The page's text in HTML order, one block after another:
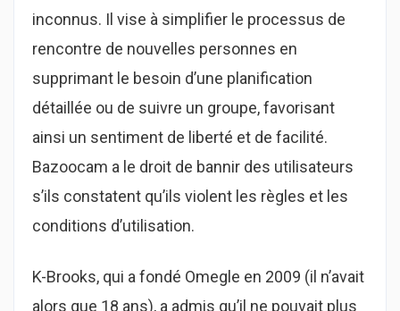
inconnus. Il vise à simplifier le processus de
rencontre de nouvelles personnes en
supprimant le besoin d’une planification
détaillée ou de suivre un groupe, favorisant
ainsi un sentiment de liberté et de facilité.
Bazoocam a le droit de bannir des utilisateurs
s’ils constatent qu’ils violent les règles et les
conditions d’utilisation.
K-Brooks, qui a fondé Omegle en 2009 (il n’avait
alors que 18 ans), a admis qu’il ne pouvait plus